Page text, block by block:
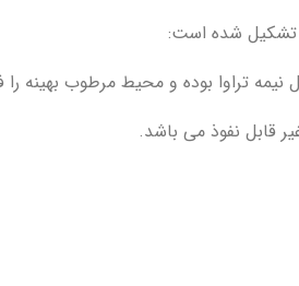
تشکیل شده است:
تراوا بوده و محیط مرطوب بهینه را
قابل نفوذ می باشد.